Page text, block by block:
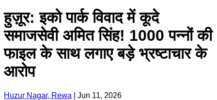
हुज़ूर: इको पार्क विवाद में कूदे
समाजसेवी अमित सिंह! 1000 पन्नों की
फाइल के साथ लगाए बड़े भ्रष्टाचार के
आरोप
Huzur Nagar, Rewa Jun 11, 2026